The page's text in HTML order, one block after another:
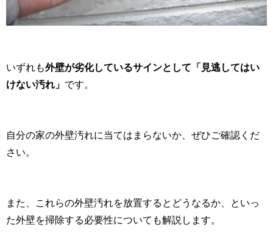
いずれも外壁が劣化しているサインとして「見逃してはい
けない汚れ」 です。
自分の家の外壁汚れに当てはまらないか、ぜひご確認くだ
さい。
また、これらの外壁汚れを放置するとどうなるか、といっ
た外壁を掃除する必要性についても解説します。